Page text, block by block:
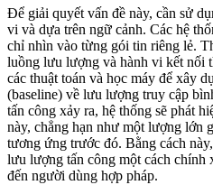
Để giải quyết vấn đề này, cần sử
vi và dựa trên ngữ cảnh. Các hệ
chỉ nhìn vào từng gói tin riêng lẻ.
luồng lưu lượng và hành vi kết nối
các thuật toán và học máy để xây
(baseline) về lưu lượng truy cập
tấn công xảy ra, hệ thống sẽ phát
này, chẳng hạn như một lượng
tương ứng trước đó. Bằng cách
lưu lượng tấn công một cách chính
đến người dùng hợp pháp.